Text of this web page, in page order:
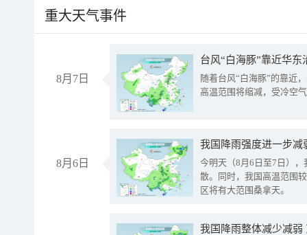
重大天气事件
8月7日
台风“白海豚”靠近华
随着台风“白海豚”的靠近
高温范围将缩减，受冷空
8月6日
今明天（8月6日至7日）
散。同时，我国高温范围
区将有大范围桑拿天。
我国降雨整体减少减弱